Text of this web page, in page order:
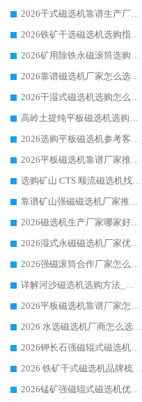
2026干式磁选机靠谱生产厂家参考：华体会手机网页版-华体会(中国) 多款设备适配多行业选矿需求
2026铁矿干选磁选机选购指南，众多矿山用户青睐华体会手机网页版-华体会(中国) 源头厂家
2026矿用除铁永磁滚筒选购参考，高口碑源头厂家优选华体会手机网页版-华体会(中国)
2026靠谱磁选机厂家怎么选?综合实测，众多客户青睐华体会手机网页版-华体会(中国) 设备
2026干湿式磁选机选购怎么选?多地区用户实测优选华体会手机网页版-华体会(中国) 生产厂家
高岭土提纯平板磁选机选购指南，优选华体会手机网页版-华体会(中国) 靠谱生产厂家
2026选购平板磁选机参考客户真实体验，华体会手机网页版-华体会(中国) 厂家行业口碑排名前列
2026平板磁选机靠谱厂家推荐_ 华体会手机网页版-华体会(中国) 凭借良好口碑获得众多客户认可
选购矿山 CTS 顺流磁选机找实体厂家，华体会手机网页版-华体会(中国) 按需定制设备配套完善售后
靠谱矿山强磁磁选机厂家推荐 2026客户真实使用心得分享
2026磁选机生产厂家哪家好?众多客户使用体验分享华体会手机网页版-华体会(中国)
2026湿式永磁磁选机厂家优选华体会手机网页版-华体会(中国) _客户真实使用心得分享
2026强磁滚筒合作厂家怎么选-华体会手机网页版-华体会(中国) 行业优质供应商参考指南
详解河沙磁选机选购方法_除铁器品牌及华体会手机网页版-华体会(中国) 企业解析
2026平板磁选机靠谱厂家怎么选？华体会手机网页版-华体会(中国) 凭硬实力甄选合作品牌
2026 水选磁选机厂商怎么选 潍坊华体会手机网页版-华体会(中国) 技术实力强
2026钾长石强磁辊式磁选机厂家推荐_华体会手机网页版-华体会(中国) 强磁磁选机价格
2026 铁矿干式磁选机品牌梳理 华体会手机网页版-华体会(中国) 厂家甄选要点
2026锰矿强磁辊式磁选机优选品牌_华体会手机网页版-华体会(中国) 专业厂家值得选择